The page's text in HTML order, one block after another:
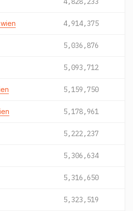
4,914,375
5,036,876
5,093,712
5,159,750
5,178,961
5,222,237
5,306,634
5,316,650
5,323,519